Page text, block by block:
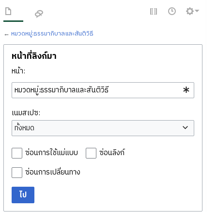
← หมวดหมู่:ธรรมาภิบาลและสันติวิธี
หน้าที่ลิงก์มา
หน้า:
เนมสเปซ:
ทั้งหมด
ซ่อนการใช้แม่แบบ
ซ่อนลิงก์
ซ่อนการเปลี่ยนทาง
ไป